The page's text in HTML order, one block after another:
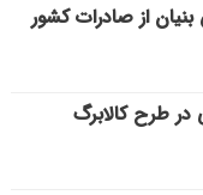
از صادرات کشور
در طرح کالابرگ